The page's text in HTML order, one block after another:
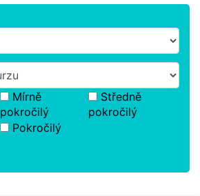
Mírně
pokročilý
Středně
pokročilý
Pokročilý